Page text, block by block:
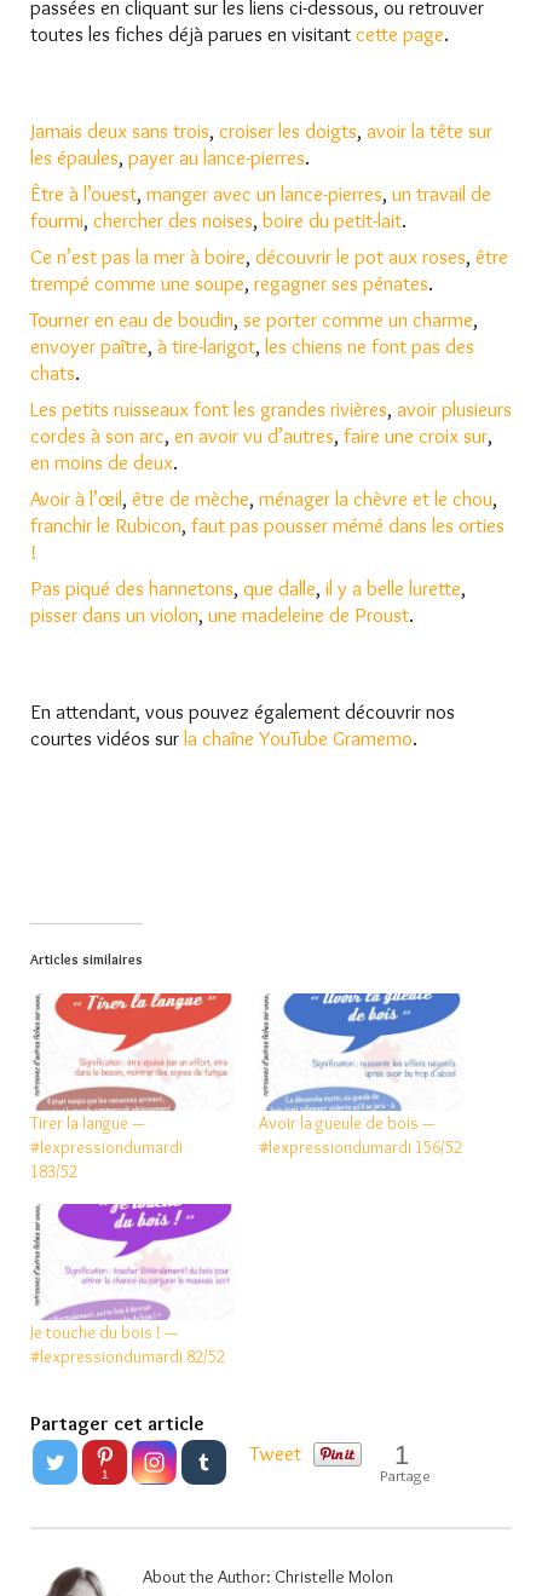
passées en cliquant sur les liens ci-dessous, ou retrouver
toutes les fiches déjà parues en visitant cette page.
Jamais deux sans trois, croiser les doigts, avoir la tête sur
les épaules, payer au lance-pierres.
Être à l’ouest, manger avec un lance-pierres, un travail de
fourmi, chercher des noises, boire du petit-lait.
Ce n’est pas la mer à boire, découvrir le pot aux roses, être
trempé comme une soupe, regagner ses pénates.
Tourner en eau de boudin, se porter comme un charme,
envoyer paître, à tire-larigot, les chiens ne font pas des
chats.
Les petits ruisseaux font les grandes rivières, avoir plusieurs
cordes à son arc, en avoir vu d’autres, faire une croix sur,
en moins de deux.
Avoir à l’œil, être de mèche, ménager la chèvre et le chou,
franchir le Rubicon, faut pas pousser mémé dans les orties
!
Pas piqué des hannetons, que dalle, il y a belle lurette,
pisser dans un violon, une madeleine de Proust.
En attendant, vous pouvez également découvrir nos
courtes vidéos sur la chaîne YouTube Gramemo.
Articles similaires
Tirer la langue —
#lexpressiondumardi
183/52
Avoir la gueule de bois —
#lexpressiondumardi 156/52
Je touche du bois ! —
#lexpressiondumardi 82/52
Partager cet article
1
Tweet 1
Partage
About the Author: Christelle Molon